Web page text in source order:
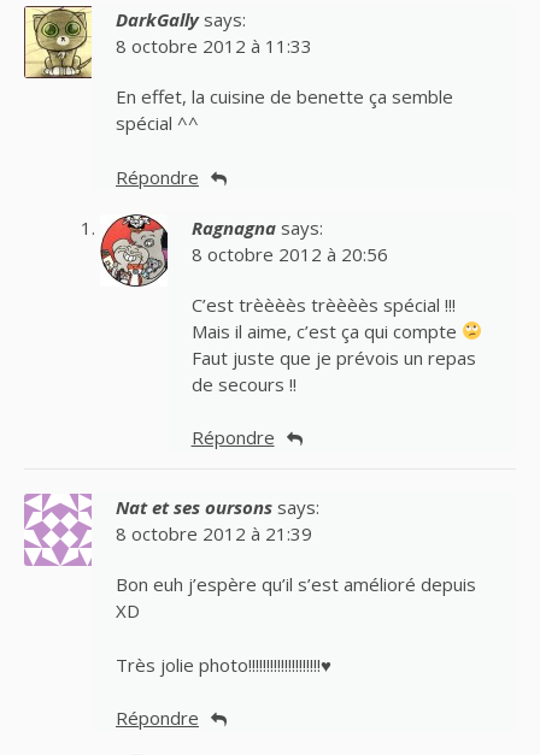
DarkGally says:
8 octobre 2012 à 11:33
En effet, la cuisine de benette ça semble
spécial ^^
Répondre
Ragnagna says:
8 octobre 2012 à 20:56
C’est trèèèès trèèèès spécial !!!
Mais il aime, c’est ça qui compte
Faut juste que je prévois un repas
de secours !!
Répondre
Nat et ses oursons says:
8 octobre 2012 à 21:39
Bon euh j’espère qu’il s’est amélioré depuis
XD
Très jolie photo!!!!!!!!!!!!!!!!!!!!♥
Répondre